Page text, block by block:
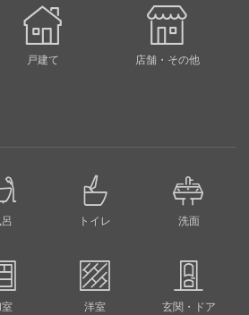
戸建て 店舗・その他
トイレ 洗面
洋室 玄関・ドア